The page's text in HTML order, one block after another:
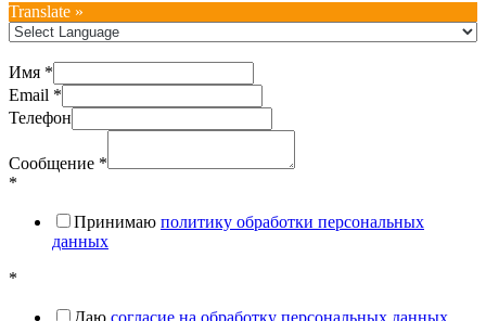
Translate »
Имя *
Email *
Телефон
Сообщение *
*
Принимаю политику обработки персональных
данных
*
Даю согласие на обработку персональных данных